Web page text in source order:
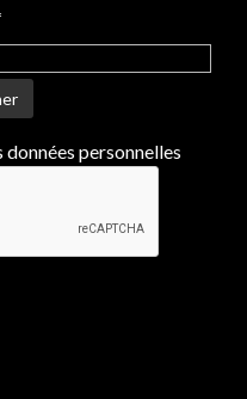
données personnelles